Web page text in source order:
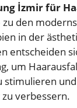
İzmir für
den
in der
entscheiden
um
stimulieren
verbessern.